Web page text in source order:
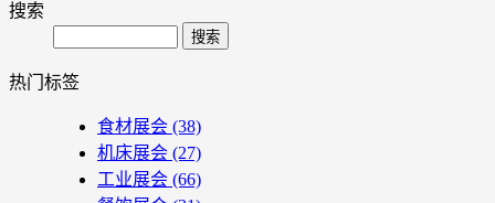
搜索
Search
热门标签
食材展会 (38)
机床展会 (27)
工业展会 (66)